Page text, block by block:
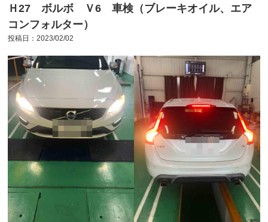
加盟店募集
本部問い合わせ
Ｈ27 ボルボ Ｖ6 車検（ブレーキオイル、エア
コンフォルター）
投稿日：2023/02/02